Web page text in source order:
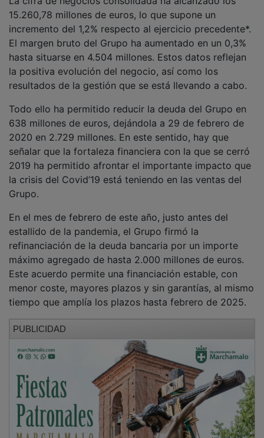
15.260,78 millones de euros, lo que supone un
incremento del 1,2% respecto al ejercicio precedente*.
El margen bruto del Grupo ha aumentado en un 0,3%
hasta situarse en 4.504 millones. Estos datos reflejan
la positiva evolución del negocio, así como los
resultados de la gestión que se está llevando a cabo.
638 millones de euros, dejándola a 29 de febrero de
2020 en 2.729 millones. En este sentido, hay que
señalar que la fortaleza financiera con la que se cerró
2019 ha permitido afrontar el importante impacto que
la crisis del Covid’19 está teniendo en las ventas del
Grupo.
estallido de la pandemia, el Grupo firmó la
refinanciación de la deuda bancaria por un importe
máximo agregado de hasta 2.000 millones de euros.
Este acuerdo permite una financiación estable, con
menor coste, mayores plazos y sin garantías, al mismo
tiempo que amplía los plazos hasta febrero de 2025.